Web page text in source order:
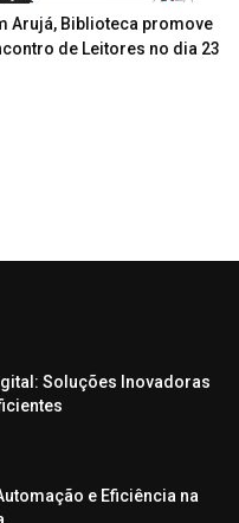
Arujá, Biblioteca promove
de Leitores no dia 23
Soluções Inovadoras
e Eficiência na